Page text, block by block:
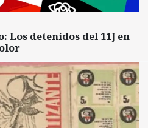
Los detenidos del 11J en